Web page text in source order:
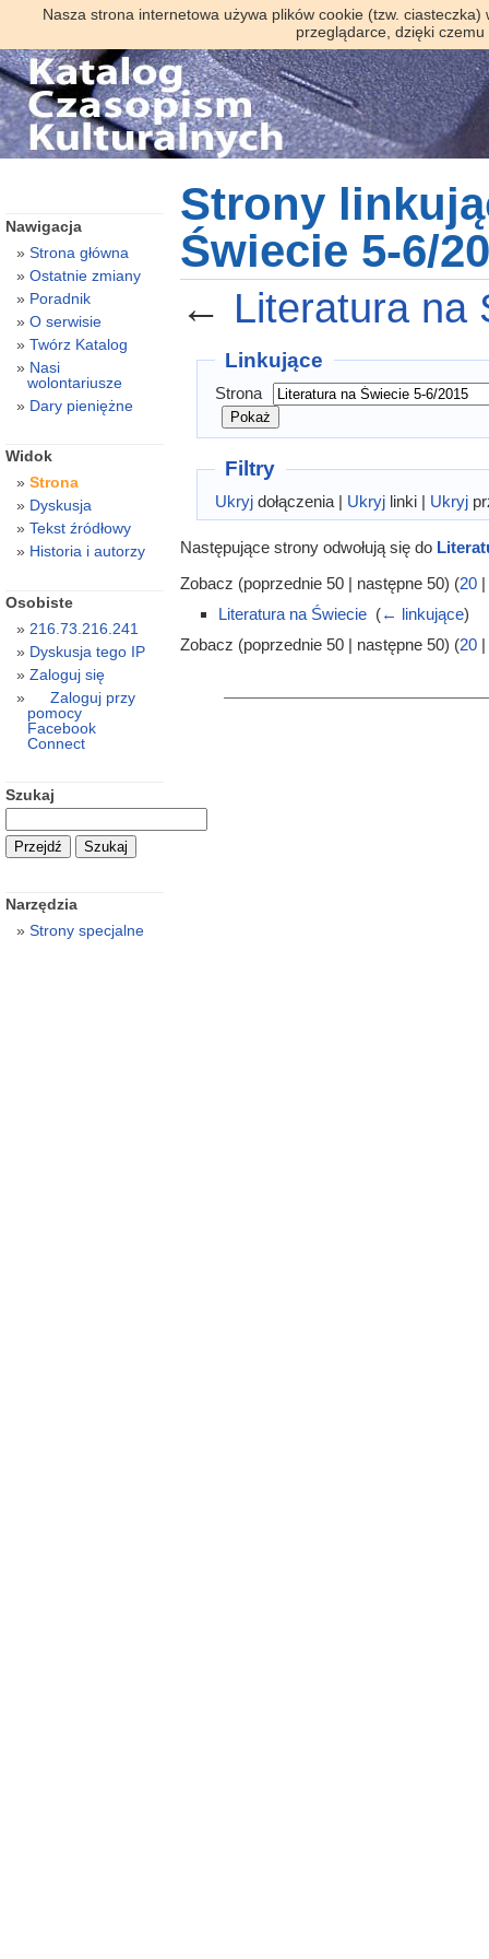
Nasza strona internetowa używa plików cookie (tzw.
przeglądarce, dzięki
Strony
Świecie 5-6/
← Literatura na
Linkujące
Strona
Filtry
Ukryjdołączenia | Ukryjlinki | Ukryj
Następujące strony odwołują się do
Zobacz (poprzednie 50 | następne 50) (20|
Literatura na Świecie‎ (← linkujące)
Zobacz (poprzednie 50 | następne 50) (20|
Nawigacja
Strona główna
Ostatnie zmiany
Poradnik
O serwisie
Twórz Katalog
Nasi
wolontariusze
Dary pieniężne
Widok
Strona
Dyskusja
Tekst źródłowy
Historia i autorzy
Osobiste
216.73.216.241
Dyskusja tego IP
Zaloguj się
Zaloguj przy
pomocy
Facebook
Connect
Szukaj
Narzędzia
Strony specjalne